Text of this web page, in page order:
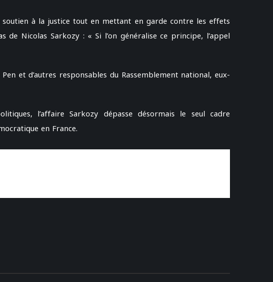
à la justice tout en mettant en garde contre les effets
de Nicolas Sarkozy : « Si l’on généralise ce principe, l’appel
et d’autres responsables du Rassemblement national, eux-
l’affaire Sarkozy dépasse désormais le seul cadre
en France.